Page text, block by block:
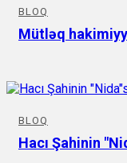
BLOQ
Mütləq
BLOQ
Hacı Şahinin